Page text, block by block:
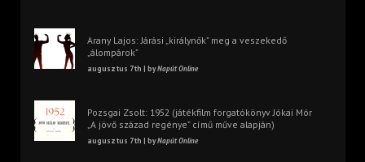
Arany Lajos: Járási „királynők” meg a veszekedő
„álompárok”
augusztus 7th | byNapút Online
Pozsgai Zsolt: 1952 (játékfilm forgatókönyv Jókai Mór
„A jövő század regénye” című műve alapján)
augusztus 7th | byNapút Online